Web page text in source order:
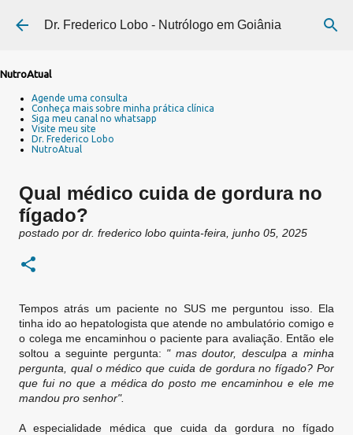
Pular para o conteúdo principal
Dr. Frederico Lobo - Nutrólogo em Goiânia
NutroAtual
Agende uma consulta
Conheça mais sobre minha prática clínica
Siga meu canal no whatsapp
Visite meu site
Dr. Frederico Lobo
NutroAtual
Qual médico cuida de gordura no
fígado?
postado por dr. frederico lobo quinta-feira, junho 05, 2025
Tempos atrás um paciente no SUS me perguntou isso. Ela
tinha ido ao hepatologista que atende no ambulatório comigo e
o colega me encaminhou o paciente para avaliação. Então ele
soltou a seguinte pergunta: " mas doutor, desculpa a minha
pergunta, qual o médico que cuida de gordura no fígado? Por
que fui no que a médica do posto me encaminhou e ele me
mandou pro senhor".
A especialidade médica que cuida da gordura no fígado